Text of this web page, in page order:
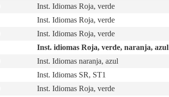
Inst. Idiomas Roja, verde
Inst. Idiomas Roja, verde
Inst. Idiomas Roja, verde
Inst. idiomas Roja, verde, naranja, azul
Inst. Idiomas naranja, azul
Inst. Idiomas SR, ST1
Inst. Idiomas Roja, verde